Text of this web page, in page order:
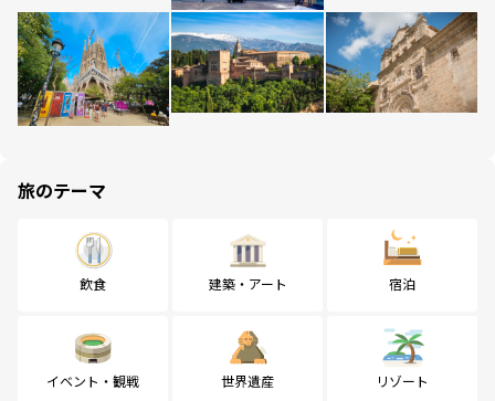
旅のテーマ
飲食 建築・アート 宿泊
イベント・観戦 世界遺産 リゾート